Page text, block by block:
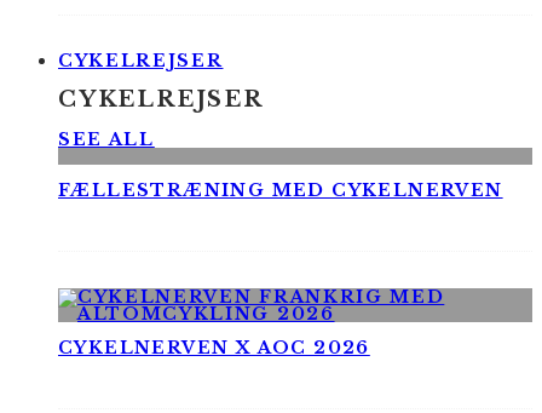
CYKELREJSER
CYKELREJSER
SEE ALL
FÆLLESTRÆNING MED CYKELNERVEN
CYKELNERVEN X AOC 2026